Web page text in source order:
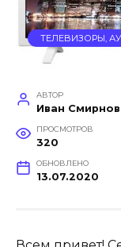
ТЕЛЕВИЗОРЫ,
АВТОР
Иван Смирнов
ПРОСМОТРОВ
320
ОБНОВЛЕНО
13.07.2020